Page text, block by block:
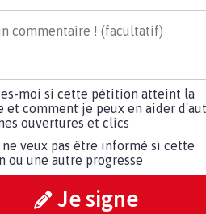
moi si cette pétition atteint la
et comment je peux en aider
ouvertures et clics
ne veux pas être informé si cette
ou une autre progresse
Je signe